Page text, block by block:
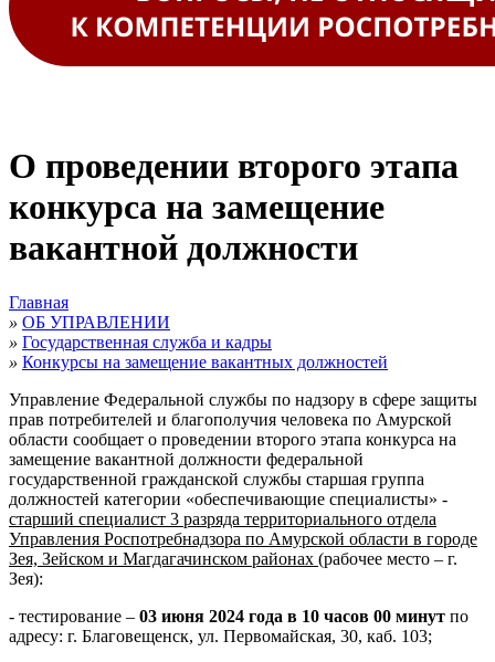
О проведении второго этапа
конкурса на замещение
вакантной должности
Главная
» ОБ УПРАВЛЕНИИ
» Государственная служба и кадры
» Конкурсы на замещение вакантных должностей
Управление Федеральной службы по надзору в сфере защиты
прав потребителей и благополучия человека по Амурской
области сообщает о проведении второго этапа конкурса на
замещение вакантной должности федеральной
государственной гражданской службы старшая группа
должностей категории «обеспечивающие специалисты» -
старший специалист 3 разряда территориального отдела
Управления Роспотребнадзора по Амурской области в городе
Зея, Зейском и Магдагачинском районах (рабочее место – г.
Зея):
- тестирование – 03 июня 2024 года в 10 часов 00 минут по
адресу: г. Благовещенск, ул. Первомайская, 30, каб. 103;